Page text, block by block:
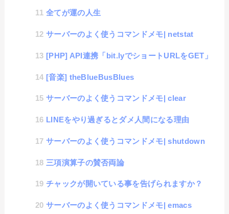
全てが運の人生
サーバーのよく使うコマンドメモ| netstat
[PHP] API連携「bit.lyでショートURLをGET」
[音楽] theBlueBusBlues
サーバーのよく使うコマンドメモ| clear
LINEをやり過ぎるとダメ人間になる理由
サーバーのよく使うコマンドメモ| shutdown
三項演算子の賛否両論
チャックが開いている事を告げられますか？
サーバーのよく使うコマンドメモ| emacs